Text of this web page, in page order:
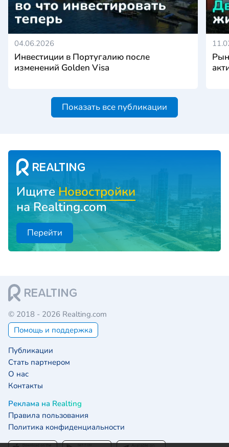
04.06.2026
Инвестиции в Португалию после
изменений Golden Visa
Показать все публикации
ИщитеНовостройки
на Realting.com
Перейти
© 2018 - 2026 Realting.com
Помощь и поддержка
Публикации
Стать партнером
О нас
Контакты
Реклама на Realting
Правила пользования
Политика конфиденциальности